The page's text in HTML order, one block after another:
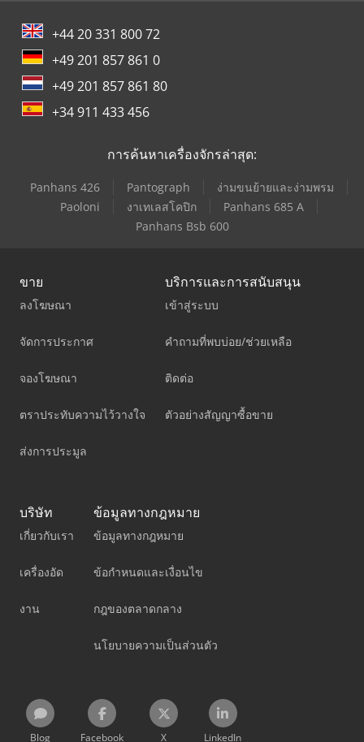
+44 20 331 800 72
+49 201 857 861 0
+49 201 857 861 80
+34 911 433 456
การค้นหาเครื่องจักรล่าสุด:
Panhans 426 Pantograph
ง่ามขนย้ายและง่ามพรม
Paoloni
งาเทเลสโคปิก
Panhans 685 A
Panhans Bsb 600
ขาย
ลงโฆษณา
จัดการประกาศ
จองโฆษณา
ตราประทับความไว้วางใจ
ส่งการประมูล
บริการและการสนับสนุน
เข้าสู่ระบบ
คำถามที่พบบ่อย/ช่วยเหลือ
ติดต่อ
ตัวอย่างสัญญาซื้อขาย
บริษัท
เกี่ยวกับเรา
เครื่องอัด
งาน
ข้อมูลทางกฎหมาย
ข้อมูลทางกฎหมาย
ข้อกำหนดและเงื่อนไข
กฎของตลาดกลาง
นโยบายความเป็นส่วนตัว
Blog Facebook X LinkedIn